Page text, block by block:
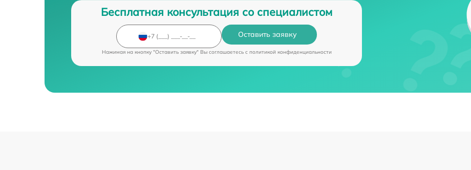
Бесплатная консультация со специалистом
Оставить заявку
Нажимая на кнопку "Оставить заявку" Вы соглашаетесь c политикой конфиденциальности